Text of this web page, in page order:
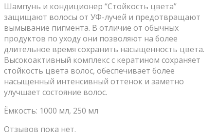
Шампунь и кондиционер “Стойкость цвета”
защищают волосы от УФ-лучей и предотвращают
вымывание пигмента. В отличие от обычных
продуктов по уходу они позволяют на более
длительное время сохранить насыщенность цвета.
Высокоактивный комплекс с кератином сохраняет
стойкость цвета волос, обеспечивает более
насыщенный интенсивный оттенок и заметно
улучшает состояние волос.
Ёмкость: 1000 мл, 250 мл
Отзывов пока нет.